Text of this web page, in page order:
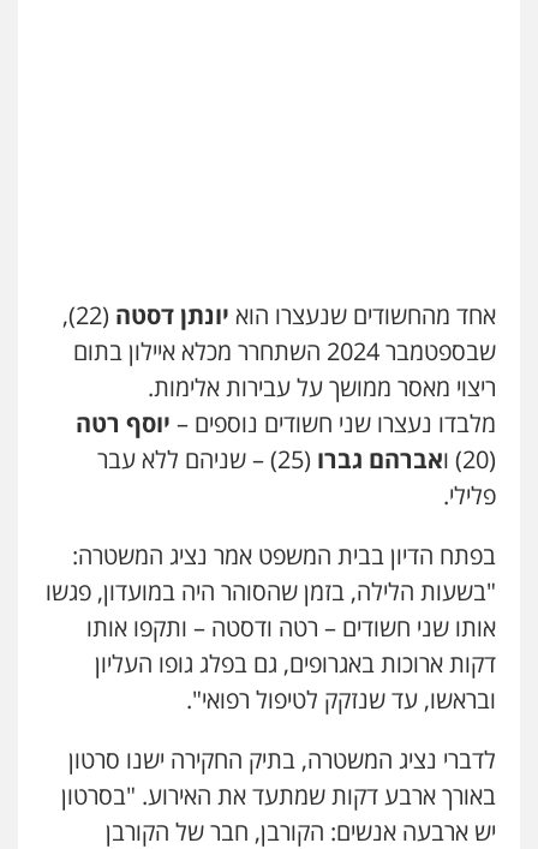
גיא זהבי משרד עורכי דין
פלילי משפחה
503456449
עו"ד איהאב ג'לג'ולי
פלילי מעצרים וחקירות עורכי דין לענייני
אייל בן שושן, עורך דין פלילי
פלילי מעצרים וחקירות פשיעה חמורה
נוער רישום פלילי
0522763105
פלילי צבאי מעצרים וחקירות
0547342002
אחד מהחשודים שנעצרו הוא יונתן דסטה
(22),
שבספטמבר 2024 השתחרר מכלא איילון בתום
ריצוי מאסר ממושך על עבירות אלימות.
מלבדו נעצרו שני חשודים נוספים – יוסף רטה
(20) ו
אברהם גברו
(25) – שניהם ללא עבר
פלילי.
בפתח הדיון בבית המשפט אמר נציג המשטרה:
"בשעות הלילה, בזמן שהסוהר היה במועדון, פגשו
אותו שני חשודים – רטה ודסטה – ותקפו אותו
דקות ארוכות באגרופים, גם בפלג גופו העליון
ובראשו, עד שנזקק לטיפול רפואי".
לדברי נציג המשטרה, בתיק החקירה ישנו סרטון
באורך ארבע דקות שמתעד את האירוע. "בסרטון
יש ארבעה אנשים: הקורבן, חבר של הקורבן
0544712201
עו"ד רונן בנדל
משפט פלילי פשיעה חמורה פלילי
0524282442
כבריאן, מזר – משרד עורכי דין
פלילי מעצרים וחקירות
0543986802